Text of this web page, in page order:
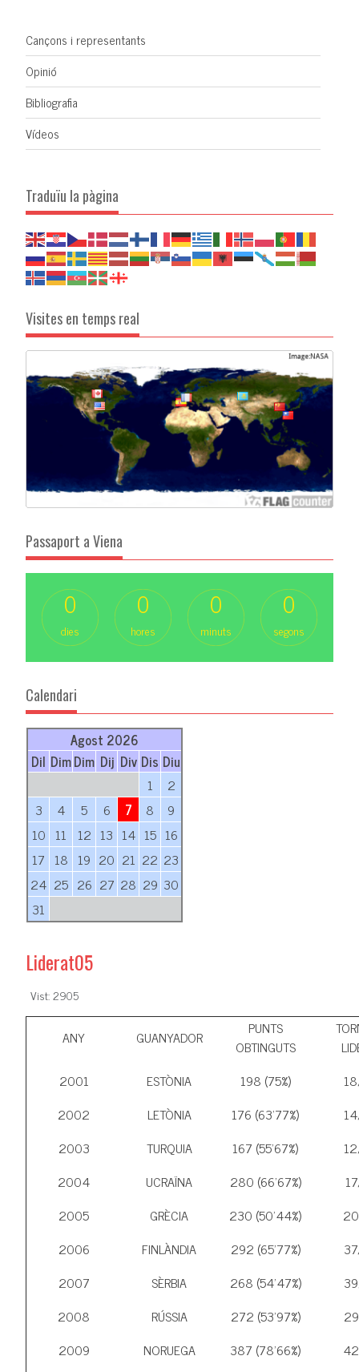
Cançons i representants
Opinió
Bibliografia
Vídeos
Traduïu la pàgina
Visites en temps real
Passaport a Viena
0
dies
0
hores
0
minuts
0
segons
Calendari
Agost 2026
Dil DimDim Dij Div Dis Diu
1
2
3
4 5 6 7 8
9
10 11 12 13 14 15 16
17 18 19 20 21 22 23
24 25 26 27 28 29 30
31
Liderat05
Vist: 2905
ANY GUANYADOR
PUNTS
OBTINGUTS
2001
ESTÒNIA 198 (75%)
2002
LETÒNIA 176 (63’77%)
2003
TURQUIA 167 (55’67%)
2004
UCRAÏNA 280 (66’67%)
2005
GRÈCIA 230 (50’44%)
2006
FINLÀNDIA 292 (65’77%)
2007
SÈRBIA 268 (54’47%)
2008
RÚSSIA 272 (53’97%)
2009
NORUEGA 387 (78’66%)